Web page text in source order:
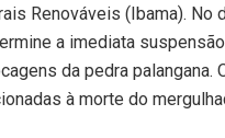
Renováveis (Ibama). No
a imediata
da pedra
à morte do